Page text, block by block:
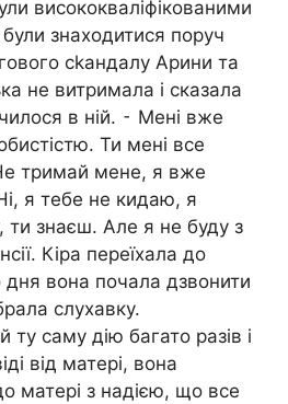
висококваліфікованими
були знаходитися поруч
сkандалу Арини та
не витримала і сказала
в ній. ⁃ Мені вже
Ти мені все
тримай мене, я вже
я тебе не кидаю, я
знаєш. Але я не буду з
Кіра переїхала до
вона почала дзвонити
слухавку.
саму дію багато разів і
від матері, вона
матері з надією, що все